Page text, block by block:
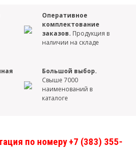
Оперативное
комплектование
заказов. Продукция в
наличии на складе
Большой выбор.
Свыше 7000
наименований в
каталоге
по номеру +7 (383) 355-